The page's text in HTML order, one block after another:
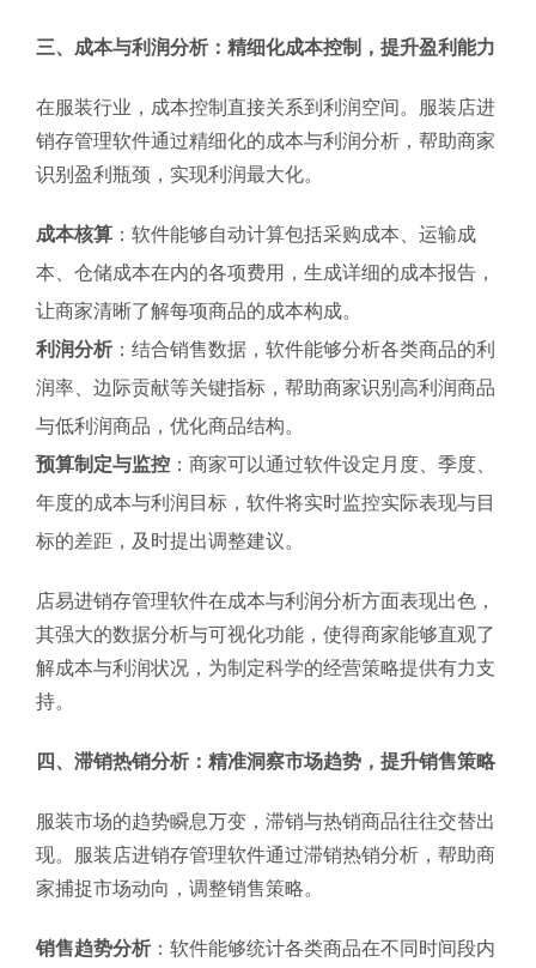
三、成本与利润分析：精细化成本控制，提升盈利能力
在服装行业，成本控制直接关系到利润空间。服装店进
销存管理软件通过精细化的成本与利润分析，帮助商家
识别盈利瓶颈，实现利润最大化。
成本核算 ：软件能够自动计算包括采购成本、运输成
本、仓储成本在内的各项费用，生成详细的成本报告，
让商家清晰了解每项商品的成本构成。
利润分析 ：结合销售数据，软件能够分析各类商品的利
润率、边际贡献等关键指标，帮助商家识别高利润商品
与低利润商品，优化商品结构。
预算制定与监控 ：商家可以通过软件设定月度、季度、
年度的成本与利润目标，软件将实时监控实际表现与目
标的差距，及时提出调整建议。
店易进销存管理软件在成本与利润分析方面表现出色，
其强大的数据分析与可视化功能，使得商家能够直观了
解成本与利润状况，为制定科学的经营策略提供有力支
持。
四、滞销热销分析：精准洞察市场趋势，提升销售策略
服装市场的趋势瞬息万变，滞销与热销商品往往交替出
现。服装店进销存管理软件通过滞销热销分析，帮助商
家捕捉市场动向，调整销售策略。
销售趋势分析 ：软件能够统计各类商品在不同时间段内